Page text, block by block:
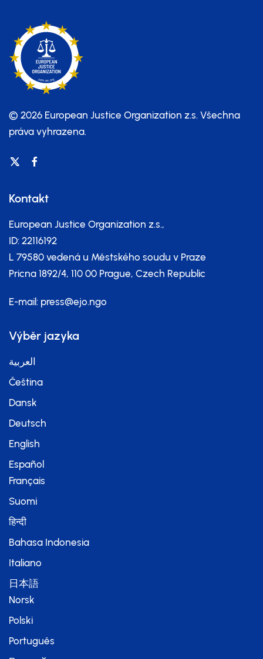
© 2026 European Justice Organization z.s. Všechna
práva vyhrazena.
Kontakt
European Justice Organization z.s.,
ID: 22116192
L 79580 vedená u Městského soudu v Praze
Pricna 1892/4, 110 00 Prague, Czech Republic
E-mail: press@ejo.ngo
Výběr jazyka
العربية
Čeština
Dansk
Deutsch
English
Español
Français
Suomi
हिन्दी
Bahasa Indonesia
Italiano
日本語
Norsk
Polski
Português